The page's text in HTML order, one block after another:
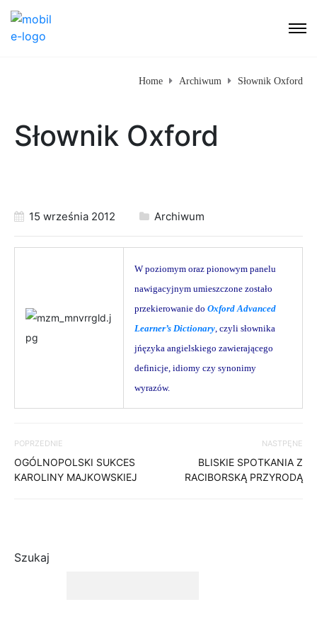
Home Archiwum Słownik Oxford
Słownik Oxford
15 września 2012 Archiwum
W poziomym oraz pionowym panelu
nawigacyjnym umieszczone zostało
przekierowanie do Oxford Advanced
Learner’s Dictionary, czyli słownika
jńęzyka angielskiego zawierającego
definicje, idiomy czy synonimy
wyrazów.
POPRZEDNIE
OGÓLNOPOLSKI SUKCES
KAROLINY MAJKOWSKIEJ
NASTPĘNE
BLISKIE SPOTKANIA Z
RACIBORSKĄ PRZYRODĄ
Szukaj